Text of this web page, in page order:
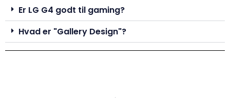
Er LG G4 godt til gaming?
Hvad er "Gallery Design"?